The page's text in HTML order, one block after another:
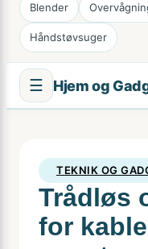
Blender
Håndstøvsuger
☰ Hjem og
TEKNIK OG
Trådløs
for